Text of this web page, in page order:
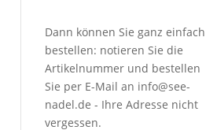
Dann können Sie ganz einfach
bestellen: notieren Sie die
Artikelnummer und bestellen
Sie per E-Mail an info@see-
nadel.de - Ihre Adresse nicht
vergessen.